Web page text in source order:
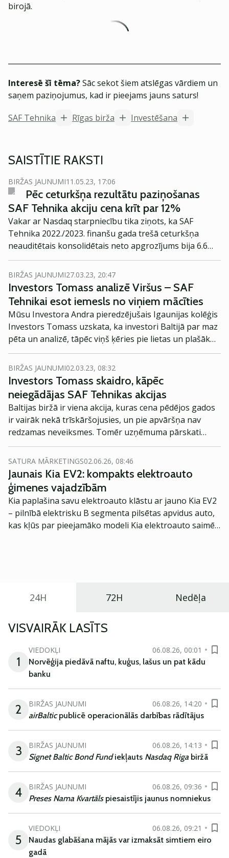
birojā.
Interesē šī tēma?Sāc sekot šiem atslēgas vārdiem un
saņem paziņojumus, kad ir pieejams jauns saturs!
SAF Tehnika
Rīgas birža Investēšana
SAISTĪTIE RAKSTI
BIRŽAS JAUNUMI11.05.23, 17:06
Pēc ceturkšņa rezultātu paziņošanas
SAF Tehnika akciju cena krīt par 12%
Vakar ar Nasdaq starpniecību tika ziņots, ka SAF
Tehnika 2022./2023. finanšu gada trešā ceturkšņa
neauditētais konsolidētais neto apgrozījums bija 6.6
milj. eiro, kas ir par 23% mazāk kā 2021./2022. finanšu
gada trešajā ceturksnī. Trešo ceturksni uzņēmums
beidzis ar zaudējumiem 974 tūkst, eiro apmērā
(neauditēti). Konsolidētais neauditētais 2022./2023.
finanšu gada 9 mēnešu rezultāts ir peļņa 2.59 milj. eiro
apmērā.
BIRŽAS JAUNUMI27.03.23, 20:47
Investors Tomass analizē Viršus – SAF
Tehnikai esot iemesls no viņiem mācīties
Mūsu Investora Andra pieredzējušais Igaunijas kolēģis
Investors Tomass uzskata, ka investori Baltijā par maz
pēta un analizē, tāpēc viņš ķēries pie lietas un plašāk
izpētījis Latvijas uzņēmumu VIRŠI-A (Virši). Ieskatāmies
interesantākajās atziņās, pie kurām investors nonācis!
BIRŽAS JAUNUMI02.03.23, 08:32
Investors Tomass skaidro, kāpēc
neiegādājas SAF Tehnikas akcijas
Baltijas biržā ir viena akcija, kuras cena pēdējos gados
ir vairāk nekā trīskāršojusies, un pie apvāršņa nav
redzamas neveiksmes. Tomēr uzņēmuma pārskati
mēdz atstāt investoru izsalkušu pēc informācijas,
norāda Investors Tomass – Investora Andra “lielais
brālis” no Igaunijas. Vienā no jaunākajiem Äripäev
rakstiem Tomass plašāk dalījies pārdomās par šo
Latvijas uzņēmumu. Ieskatāmies viņa atziņās!
SATURA MĀRKETINGS02.06.26, 08:46
Jaunais Kia EV2: kompakts elektroauto
ģimenes vajadzībām
Kia paplašina savu elektroauto klāstu ar jauno Kia EV2
– pilnībā elektrisku B segmenta pilsētas apvidus auto,
kas kļūs par pieejamāko modeli Kia elektroauto saimē
24H 72H Nedēļa
VISVAIRĀK LASĪTS
1
VIEDOKĻI
06.08.26, 00:01
Norvēģija piedāvā naftu, kuģus, lašus un pat kādu
banku
2 BIRŽAS JAUNUMI
06.08.26, 14:20
airBalticpublicē operacionālās darbības rādītājus
3 BIRŽAS JAUNUMI
06.08.26, 14:13
Signet Baltic Bond Fundiekļauts Nasdaq Riga biržā
4 BIRŽAS JAUNUMI
06.08.26, 09:36
Preses Nama Kvartāls piesaistījis jaunus nomniekus
5
VIEDOKĻI
06.08.26, 09:21
Naudas glabāšana mājās var izmaksāt simtiem eiro
gadā